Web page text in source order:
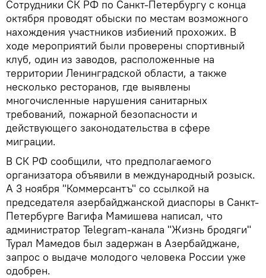
Сотрудники СК РФ по Санкт-Петербургу с конца
октября проводят обыски по местам возможного
нахождения участников избиений прохожих. В
ходе мероприятий были проверены спортивный
клуб, один из заводов, расположенные на
территории Ленинградской области, а также
несколько ресторанов, где выявлены
многочисленные нарушения санитарных
требований, пожарной безопасности и
действующего законодательства в сфере
миграции.
В СК РФ сообщили, что предполагаемого
организатора объявили в международный розыск.
А 3 ноября "Коммерсантъ" со ссылкой на
председателя азербайджанской диаспоры в Санкт-
Петербурге Вагифа Мамишева написал, что
администратор Telegram-канала "Жизнь бродяги"
Турал Мамедов был задержан в Азербайджане,
запрос о выдаче молодого человека России уже
одобрен.